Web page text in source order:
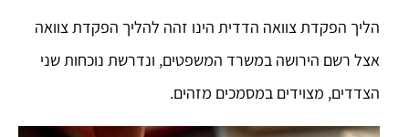
הליך הפקדת צוואה הדדית הינו זהה להליך הפקדת צוואה
אצל רשם הירושה במשרד המשפטים, ונדרשת נוכחות שני
הצדדים, מצוידים במסמכים מזהים.